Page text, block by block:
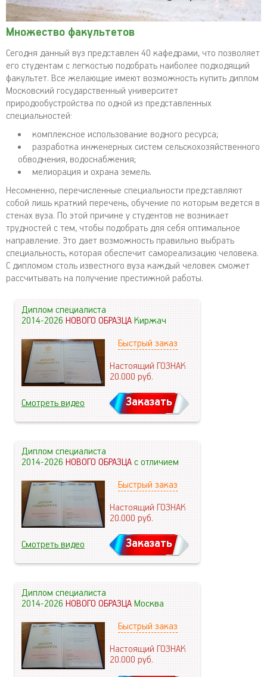
Множество факультетов
Сегодня данный вуз представлен 40 кафедрами, что позволяет
его студентам с легкостью подобрать наиболее подходящий
факультет. Все желающие имеют возможность купить диплом
Московский государственный университет
природообустройства по одной из представленных
специальностей:
комплексное использование водного ресурса;
разработка инженерных систем сельскохозяйственного
обводнения, водоснабжения;
мелиорация и охрана земель.
Несомненно, перечисленные специальности представляют
собой лишь краткий перечень, обучение по которым ведется в
стенах вуза. По этой причине у студентов не возникает
трудностей с тем, чтобы подобрать для себя оптимальное
направление. Это дает возможность правильно выбрать
специальность, которая обеспечит самореализацию человека.
С дипломом столь известного вуза каждый человек сможет
рассчитывать на получение престижной работы.
Диплом специалиста
2014-2026НОВОГО ОБРАЗЦАКиржач
Быстрый заказ
Настоящий ГОЗНАК
20.000руб.
Смотреть видео Заказать
Диплом специалиста
2014-2026НОВОГО ОБРАЗЦАс отличием
Быстрый заказ
Настоящий ГОЗНАК
20.000руб.
Смотреть видео Заказать
Диплом специалиста
2014-2026НОВОГО ОБРАЗЦАМосква
Быстрый заказ
Настоящий ГОЗНАК
20.000руб.